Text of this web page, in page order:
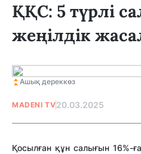
ҚҚС: 5 түрлі
жеңілдік
Ашық дереккөз
MADENI TV20.03.2025
Қосылған құн салығын 16%-